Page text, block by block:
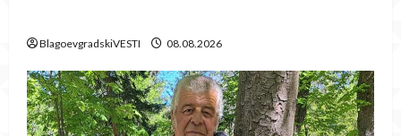
BlagoevgradskiVESTI 08.08.2026